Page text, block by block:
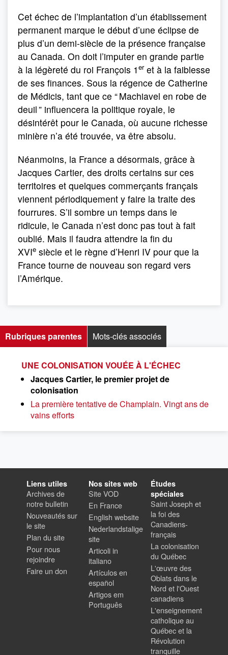
Cet échec de l’implantation d’un établissement
permanent marque le début d’une éclipse de
plus d’un demi-siècle de la présence française
au Canada. On doit l’imputer en grande partie
à la légèreté du roi François 1 eret à la faiblesse
de ses finances. Sous la régence de Catherine
de Médicis, tant que ce “ Machiavel en robe de
deuil ” influencera la politique royale, le
désintérêt pour le Canada, où aucune richesse
minière n’a été trouvée, va être absolu.
Néanmoins, la France a désormais, grâce à
Jacques Cartier, des droits certains sur ces
territoires et quelques commerçants français
viennent périodiquement y faire la traite des
fourrures. S’il sombre un temps dans le
ridicule, le Canada n’est donc pas tout à fait
oublié. Mais il faudra attendre la fin du
XVIe siècle et le règne d’Henri IV pour que la
France tourne de nouveau son regard vers
l’Amérique.
Rubriques parentes
UNE COLONISATION VOUÉE À L'ÉCHEC
Jacques Cartier, le premier projet de
colonisation
La première tentative de Champlain. Vingt ans de
vains efforts
Mots-clés associés
Liens utiles
Archives de
notre bulletin
Nouveautés sur
le site
Plan du site
Pour nous
rejoindre
Faire un don
Nos sites web
Site VOD
En France
English website
Nederlandstalige
site
Articoli in
italiano
Artículos en
español
Artigos em
Português
Études
spéciales
Saint Joseph et
la foi des
Canadiens-
français
La colonisation
du Québec
L'œuvre des
Oblats dans le
Nord et l'Ouest
canadiens
L'enseignement
catholique au
Québec et la
Révolution
tranquille